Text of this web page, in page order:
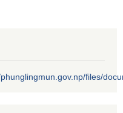
files/